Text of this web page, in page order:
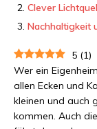
Clever
Nachhaltigkeit
5 (1)
Wer ein
allen Ecken und
kleinen und auch
kommen. Auch